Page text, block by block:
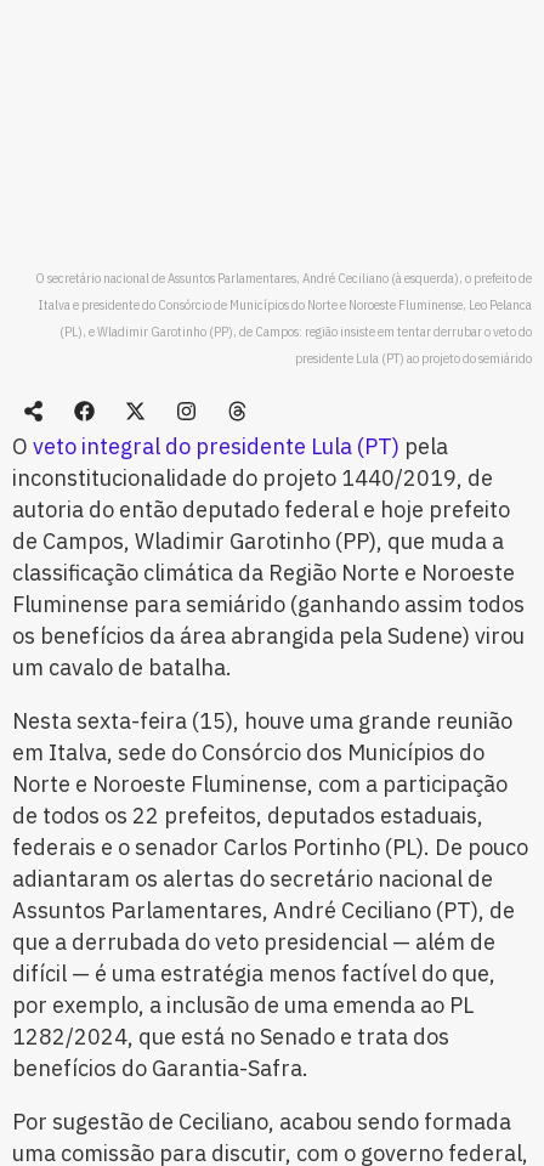
O secretário nacional de Assuntos Parlamentares, André Ceciliano (à esquerda), o prefeito de
Italva e presidente do Consórcio de Municípios do Norte e Noroeste Fluminense, Leo Pelanca
(PL), e Wladimir Garotinho (PP), de Campos: região insiste em tentar derrubar o veto do
presidente Lula (PT) ao projeto do semiárido
O veto integral do presidente Lula (PT) pela
inconstitucionalidade do projeto 1440/2019, de
autoria do então deputado federal e hoje prefeito
de Campos, Wladimir Garotinho (PP), que muda a
classificação climática da Região Norte e Noroeste
Fluminense para semiárido (ganhando assim todos
os benefícios da área abrangida pela Sudene) virou
um cavalo de batalha.
Nesta sexta-feira (15), houve uma grande reunião
em Italva, sede do Consórcio dos Municípios do
Norte e Noroeste Fluminense, com a participação
de todos os 22 prefeitos, deputados estaduais,
federais e o senador Carlos Portinho (PL). De pouco
adiantaram os alertas do secretário nacional de
Assuntos Parlamentares, André Ceciliano (PT), de
que a derrubada do veto presidencial — além de
difícil — é uma estratégia menos factível do que,
por exemplo, a inclusão de uma emenda ao PL
1282/2024, que está no Senado e trata dos
benefícios do Garantia-Safra.
Por sugestão de Ceciliano, acabou sendo formada
uma comissão para discutir, com o governo federal,